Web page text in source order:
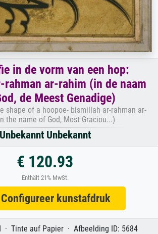
in de vorm van een hop:
rahman ar-rahim (in de naam
de Meest Genadige)
shape of a hoopoe- bismillah ar-rahman ar-
the name of God, Most Graciou...)
Unbekannt Unbekannt
€ 120.93
Enthält 21% MwSt.
Configureer kunstafdruk
· Tinte auf Papier · Afbeelding ID: 5684